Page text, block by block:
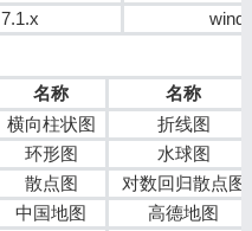
7.1.x
名称
名称
横向柱状图
折线图
环形图
水球图
散点图
对数回归散点图
中国地图
高德地图